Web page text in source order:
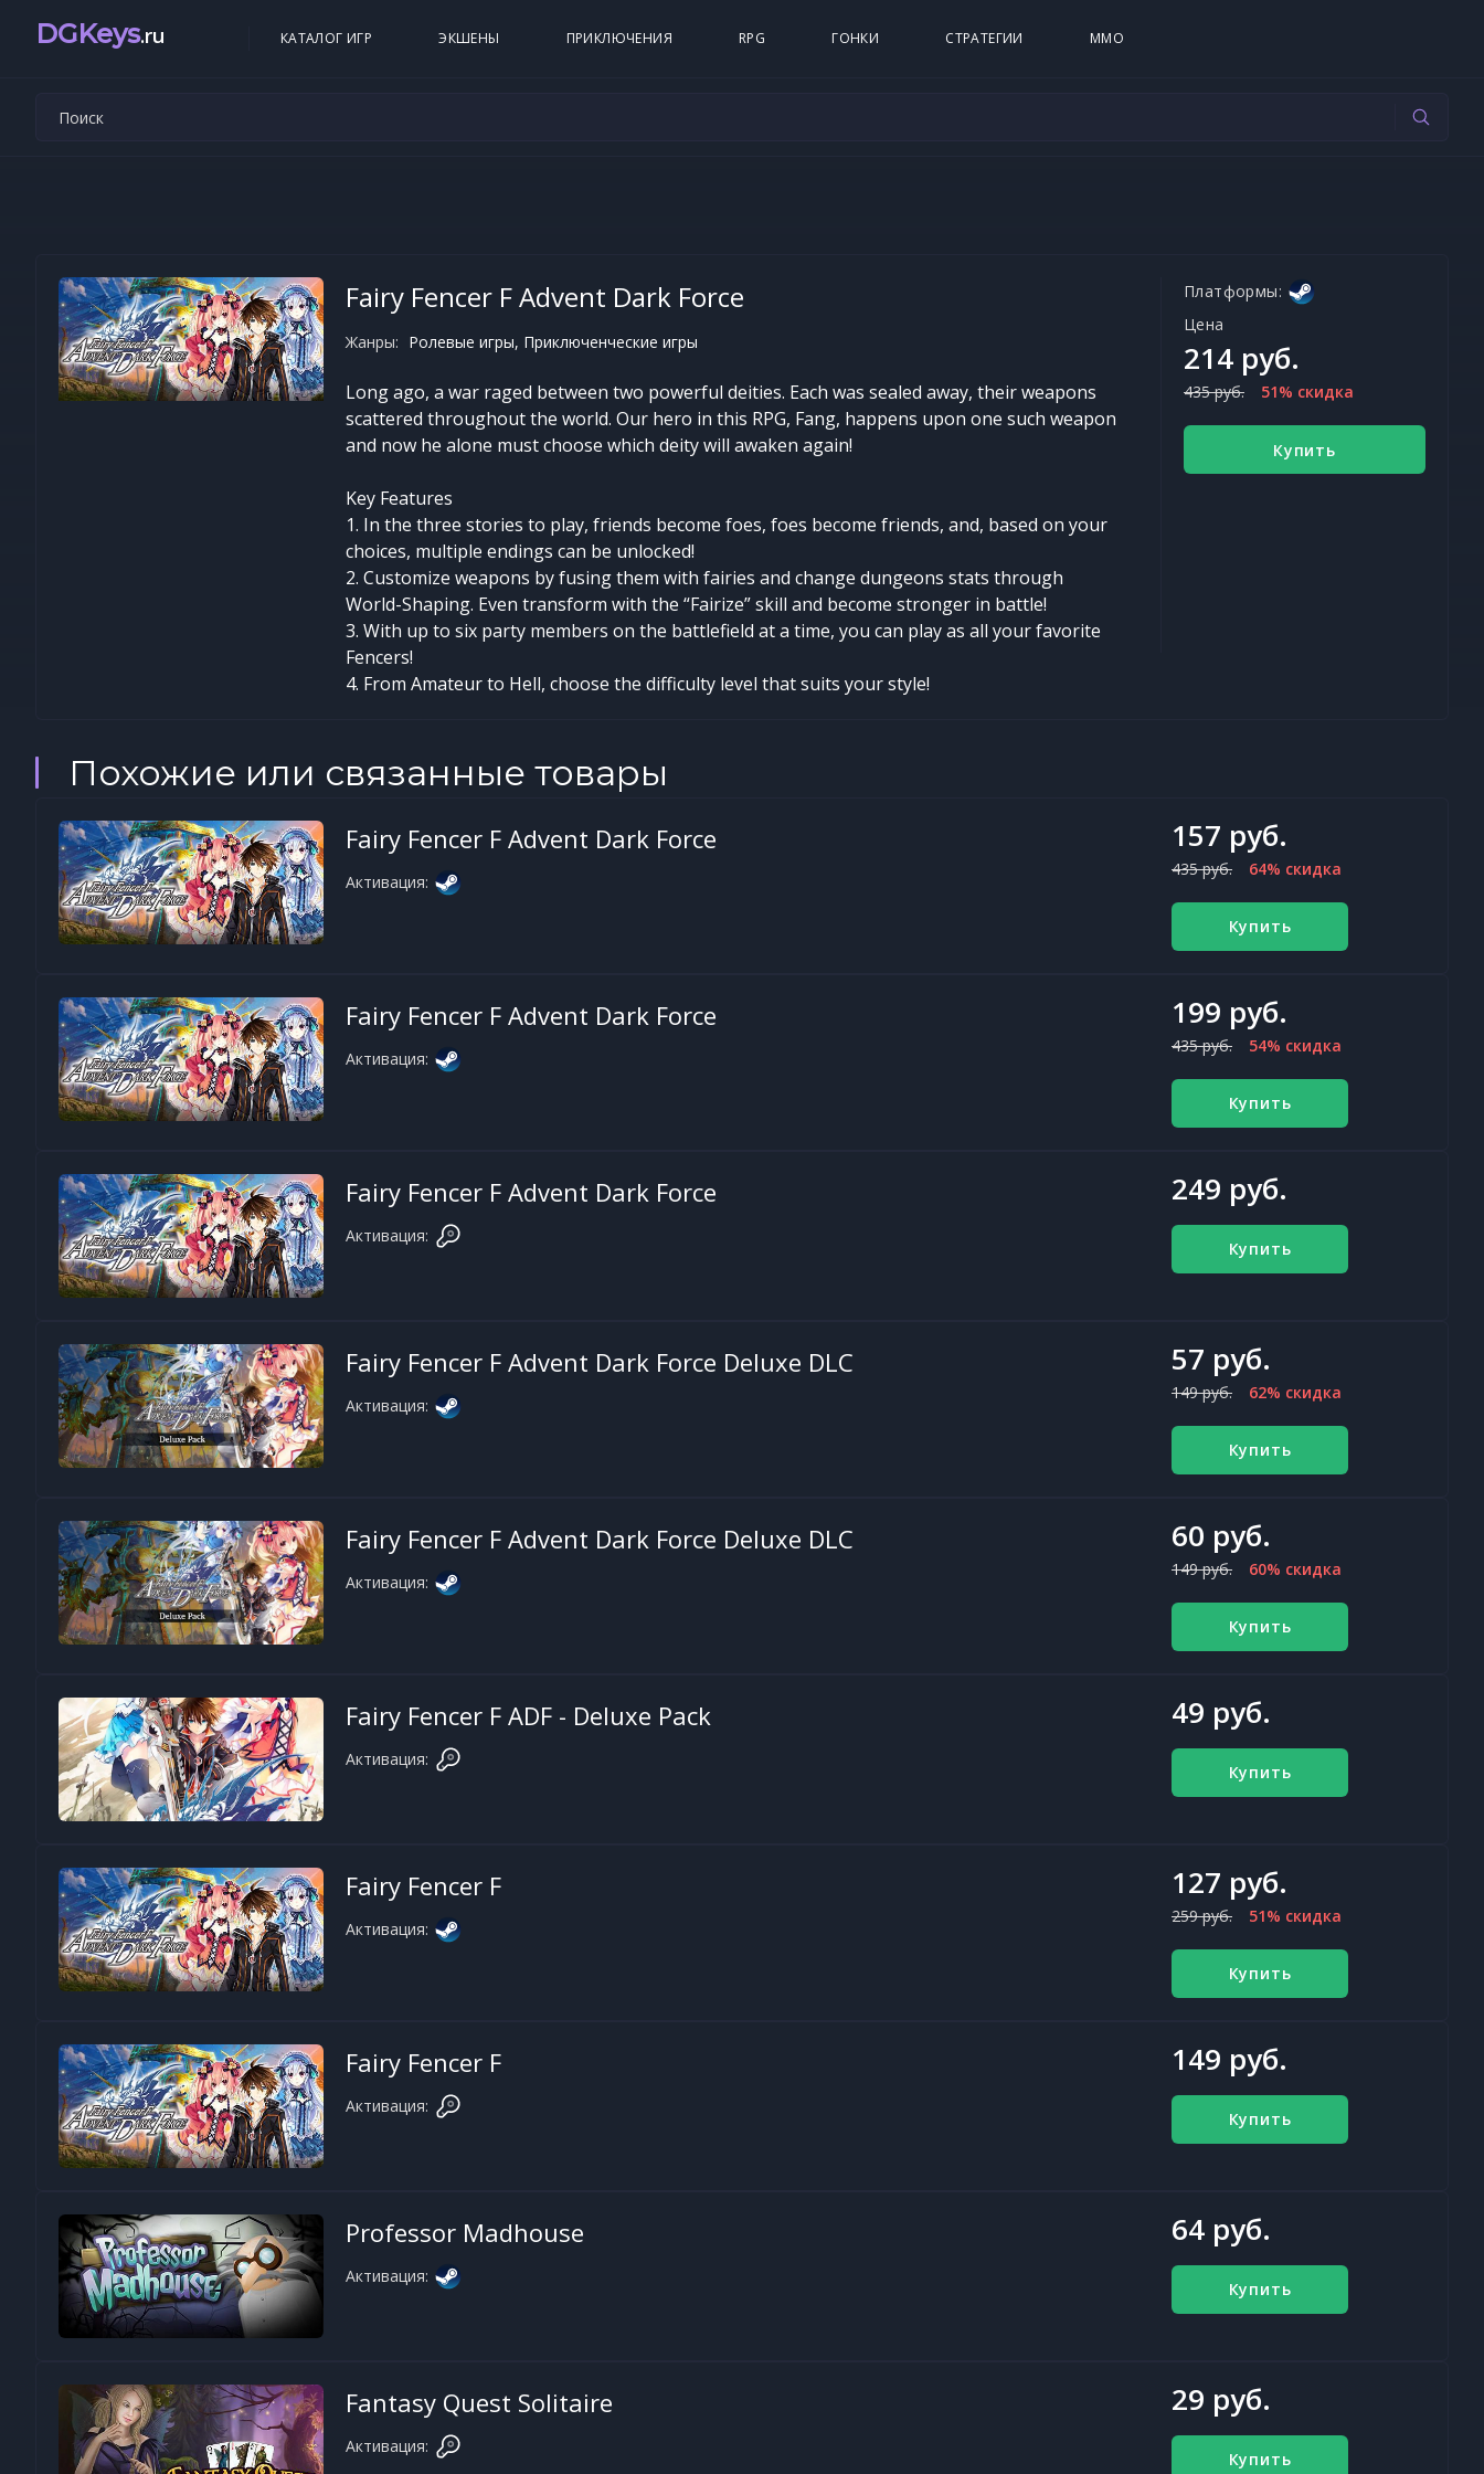
DGKeys.ru КАТАЛОГ ИГР ЭКШЕНЫ ПРИКЛЮЧЕНИЯ RPG ГОНКИ СТРАТЕГИИ MMO
Fairy Fencer F Advent Dark Force
Жанры: Ролевые игры, Приключенческие игры
Long ago, a war raged between two powerful deities. Each was sealed away, their weapons
scattered throughout the world. Our hero in this RPG, Fang, happens upon one such weapon
and now he alone must choose which deity will awaken again!
Key Features
1. In the three stories to play, friends become foes, foes become friends, and, based on your
choices, multiple endings can be unlocked!
2. Customize weapons by fusing them with fairies and change dungeons stats through
World-Shaping. Even transform with the “Fairize” skill and become stronger in battle!
3. With up to six party members on the battlefield at a time, you can play as all your favorite
Fencers!
4. From Amateur to Hell, choose the difficulty level that suits your style!
Платформы:
Цена
214 руб.
435 руб. 51% скидка
Купить
Похожие или связанные товары
Fairy Fencer F Advent Dark Force
Активация:
157 руб.
435 руб. 64% скидка
Купить
Fairy Fencer F Advent Dark Force
Активация:
199 руб.
435 руб. 54% скидка
Купить
Fairy Fencer F Advent Dark Force
Активация:
249 руб.
Купить
Fairy Fencer F Advent Dark Force Deluxe DLC
Активация:
57 руб.
149 руб. 62% скидка
Купить
Fairy Fencer F Advent Dark Force Deluxe DLC
Активация:
60 руб.
149 руб. 60% скидка
Купить
Fairy Fencer F ADF - Deluxe Pack
Активация:
49 руб.
Купить
Fairy Fencer F
Активация:
127 руб.
259 руб. 51% скидка
Купить
Fairy Fencer F
Активация:
149 руб.
Купить
Professor Madhouse
Активация:
64 руб.
Купить
Fantasy Quest Solitaire
Активация:
29 руб.
Купить